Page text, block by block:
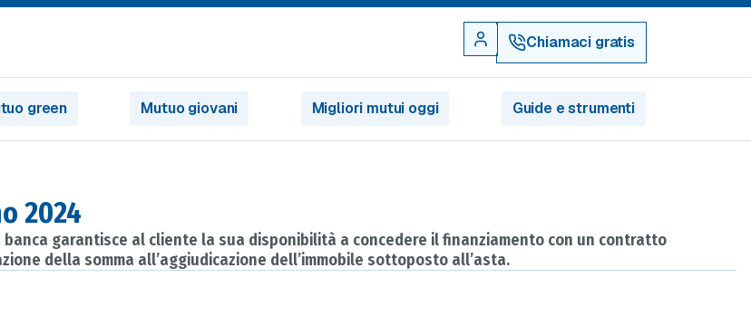
Chiamaci gratis
green Mutuo giovani Migliori mutui oggi Guide e strumenti
2024
garantisce al cliente la sua disponibilità a concedere il finanziamento con un contratto
della somma all’aggiudicazione dell’immobile sottoposto all’asta.